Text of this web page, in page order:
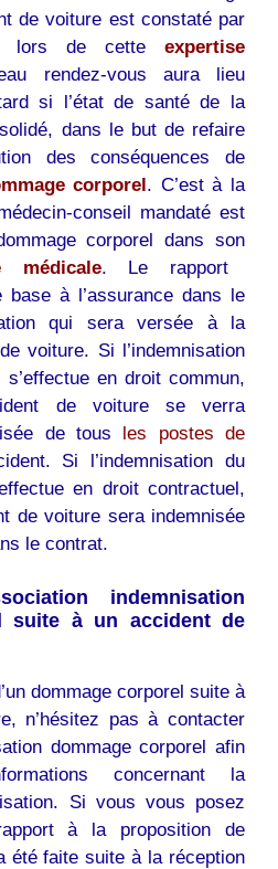
de voiture est constaté par
lors de cette expertise
rendez-vous aura lieu
si l’état de santé de la
dans le but de refaire
des conséquences de
corporel. C’est à la
conseil mandaté est
corporel dans son
médicale. Le rapport
base à l’assurance dans le
qui sera versée à la
voiture. Si l’indemnisation
en droit commun,
de voiture se verra
de tous les postes de
Si l’indemnisation du
en droit contractuel,
de voiture sera indemnisée
le contrat.
indemnisation
suite à un accident de
dommage corporel suite à
n’hésitez pas à contacter
dommage corporel afin
concernant la
Si vous vous posez
à la proposition de
été faite suite à la réception